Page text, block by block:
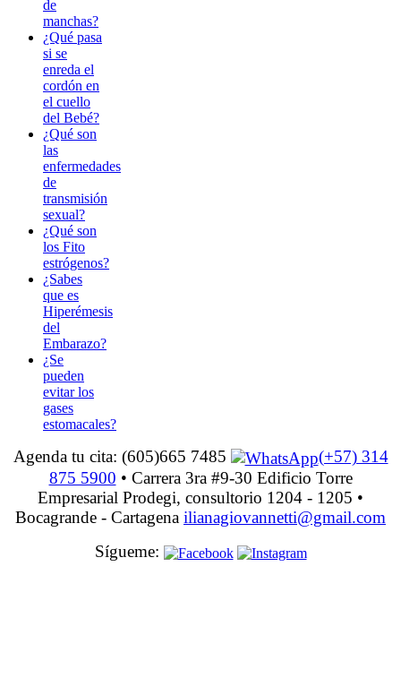
de
manchas?
¿Qué pasa
si se
enreda el
cordón en
el cuello
del Bebé?
¿Qué son
las
enfermedades
de
transmisión
sexual?
¿Qué son
los Fito
estrógenos?
¿Sabes
que es
Hiperémesis
del
Embarazo?
¿Se
pueden
evitar los
gases
estomacales?
Agenda tu cita: (605)665 7485
(+57) 314
875 5900 • Carrera 3ra #9-30 Edificio Torre
Empresarial Prodegi, consultorio 1204 - 1205 •
Bocagrande - Cartagena ilianagiovannetti@gmail.com
Sígueme: